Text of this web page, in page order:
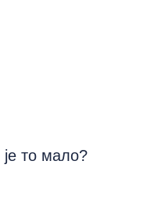
то мало?